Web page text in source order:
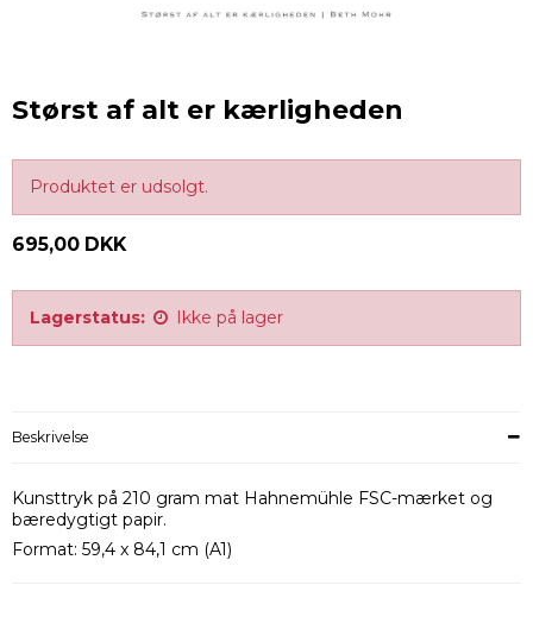
Størst af alt er kærligheden
Produktet er udsolgt.
695,00 DKK
Lagerstatus: Ikke på lager
Beskrivelse
Kunsttryk på 210 gram mat Hahnemühle FSC-mærket og
bæredygtigt papir.
Format: 59,4 x 84,1 cm (A1)